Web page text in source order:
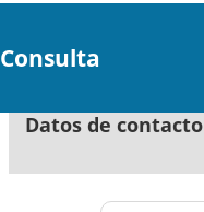
ConsultaMuchas gracias.
Datos de contacto